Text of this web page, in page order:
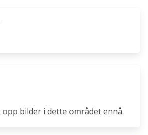
bilder i dette området ennå.